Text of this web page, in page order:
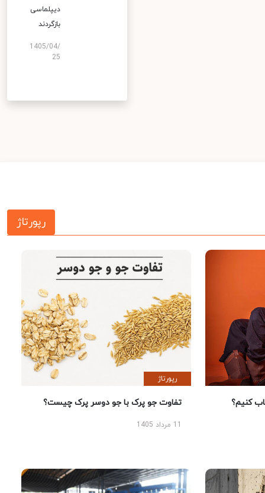
دیپلماسی
بازگردند
1405/04/
25
رپورتاژ
کنیم؟
رپورتاژ
تفاوت جو پرک با جو دوسر پرک چیست؟